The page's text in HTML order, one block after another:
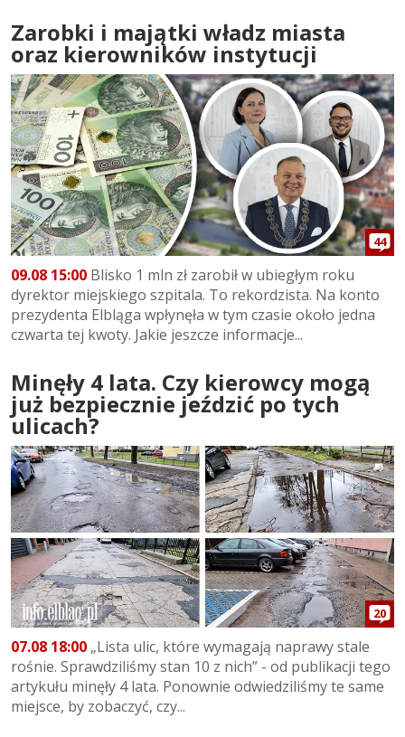
Zarobki i majątki władz miasta
oraz kierowników instytucji
44
09.08 15:00 Blisko 1 mln zł zarobił w ubiegłym roku
dyrektor miejskiego szpitala. To rekordzista. Na konto
prezydenta Elbląga wpłynęła w tym czasie około jedna
czwarta tej kwoty. Jakie jeszcze informacje...
Minęły 4 lata. Czy kierowcy mogą
już bezpiecznie jeździć po tych
ulicach?
20
07.08 18:00 „Lista ulic, które wymagają naprawy stale
rośnie. Sprawdziliśmy stan 10 z nich” - od publikacji tego
artykułu minęły 4 lata. Ponownie odwiedziliśmy te same
miejsce, by zobaczyć, czy...